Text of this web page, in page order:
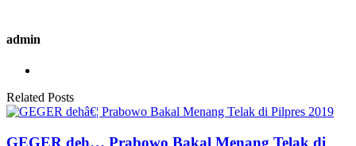
admin
Related Posts
GEGER deh… Prabowo Bakal Menang Telak di